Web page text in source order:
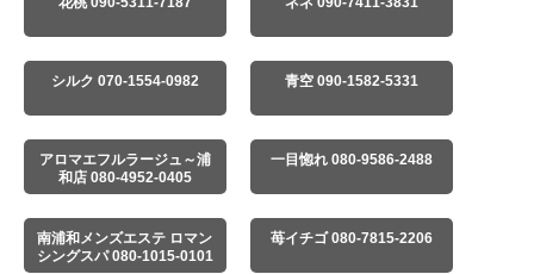
シルク 070-1554-0982 青空 090-1582-5331
アロマエフルラージュ～浦
和店 080-4952-0405
一目惚れ 080-9586-2488
南浦和メンズエステ ロマン
シングスパ 080-1015-0101
苺イチゴ 080-7815-2206